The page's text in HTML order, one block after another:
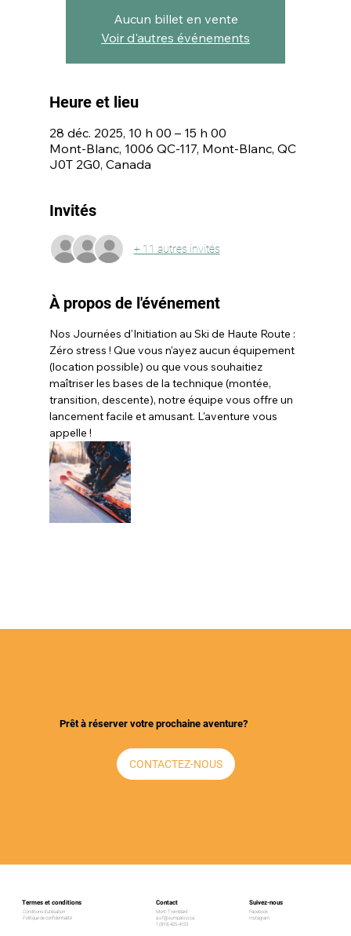
Aucun billet en vente
Voir d'autres événements
Heure et lieu
28 déc. 2025, 10 h 00 – 15 h 00
Mont-Blanc, 1006 QC-117, Mont-Blanc, QC
J0T 2G0, Canada
Invités
+ 11 autres invités
À propos de l'événement
Nos Journées d'Initiation au Ski de Haute Route :
Zéro stress ! Que vous n'ayez aucun équipement
(location possible) ou que vous souhaitiez
maîtriser les bases de la technique (montée,
transition, descente), notre équipe vous offre un
lancement facile et amusant. L'aventure vous
appelle !
Prêt à réserver votre prochaine aventure?
CONTACTEZ-NOUS
Termes et conditions
Conditions d’utilisation
Politique de confidentialité
Contact
Mont-Tremblant
a.s.f@sympatico.ca
1 (819) 425-4153
Suivez-nous
Facebook
Instagram